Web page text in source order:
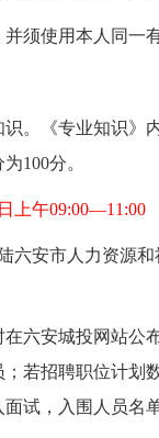
使用本人同一有
《专业知识》
100分。
上午09:00—11:00
安市人力资源和
安城投网站公布
若招聘职位计划
试，入围人员名